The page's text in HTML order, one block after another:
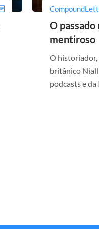
O passado
mentiroso
O
britânico Niall
podcasts e